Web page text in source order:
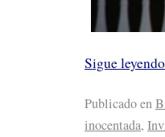
Sigue leyendo
Publicado en
inocentada,